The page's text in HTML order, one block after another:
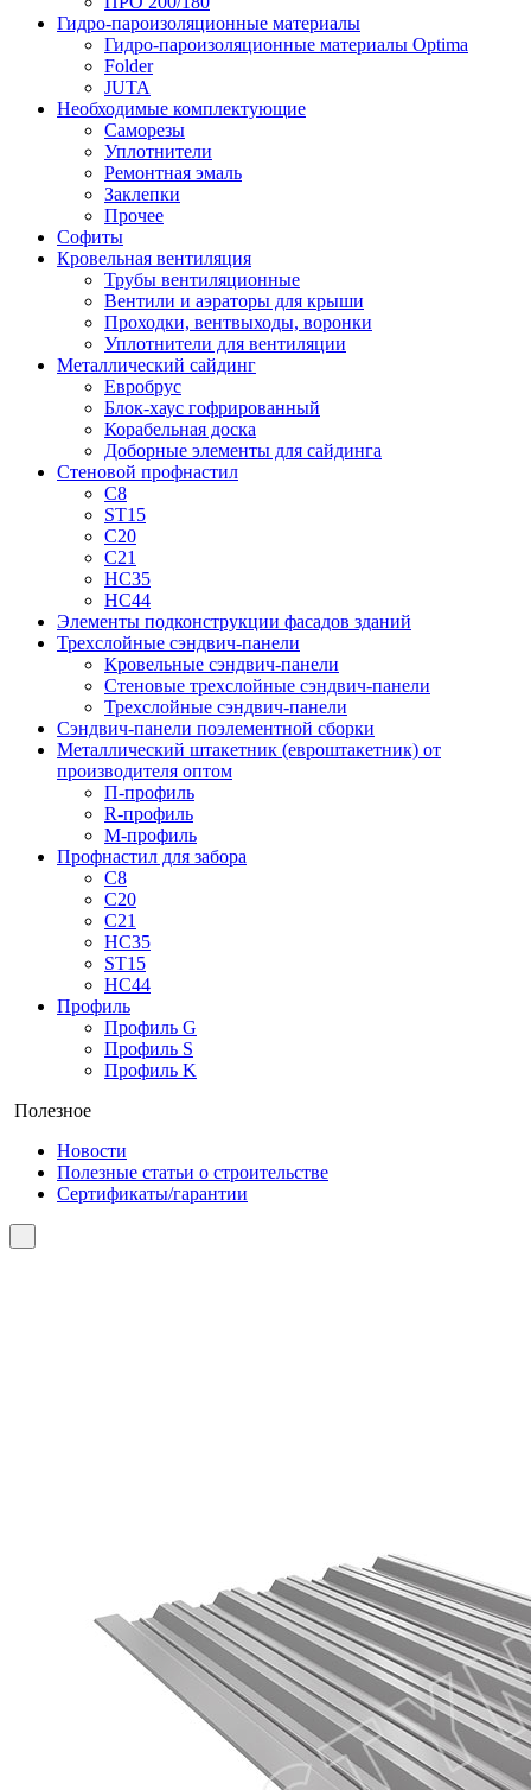
Гидро-пароизоляционные материалы
Гидро-пароизоляционные материалы Optima
Folder
JUTA
Необходимые комплектующие
Саморезы
Уплотнители
Ремонтная эмаль
Заклепки
Прочее
Софиты
Кровельная вентиляция
Трубы вентиляционные
Вентили и аэраторы для крыши
Проходки, вентвыходы, воронки
Уплотнители для вентиляции
Металлический сайдинг
Евробрус
Блок-хаус гофрированный
Корабельная доска
Доборные элементы для сайдинга
Стеновой профнастил
С8
ST15
С20
С21
НС35
НС44
Элементы подконструкции фасадов зданий
Трехслойные сэндвич-панели
Кровельные сэндвич-панели
Стеновые трехслойные сэндвич-панели
Трехслойные сэндвич-панели
Сэндвич-панели поэлементной сборки
Металлический штакетник (евроштакетник) от
производителя оптом
П-профиль
R-профиль
М-профиль
Профнастил для забора
С8
С20
С21
НС35
ST15
НС44
Профиль
Профиль G
Профиль S
Профиль K
Полезное
Новости
Полезные статьи о строительстве
Сертификаты/гарантии